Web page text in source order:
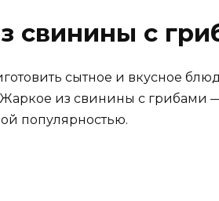
свинины с
сытное и вкусное
из свинины с грибами —
популярностью.